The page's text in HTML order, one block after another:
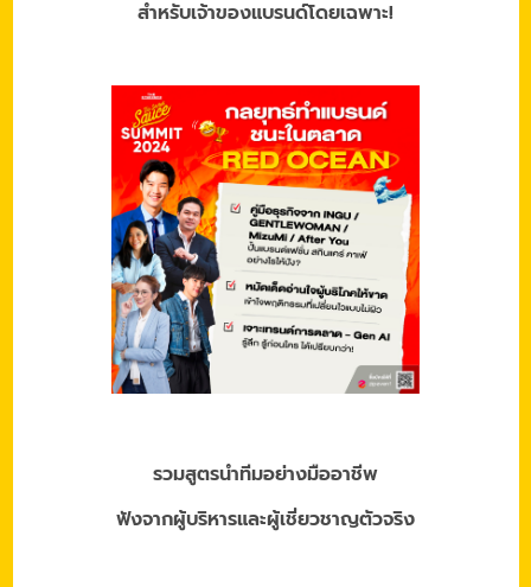
สำหรับเจ้าของแบรนด์โดยเฉพาะ!
รวมสูตรนำทีมอย่างมืออาชีพ
ฟังจากผู้บริหารและผู้เชี่ยวชาญตัวจริง